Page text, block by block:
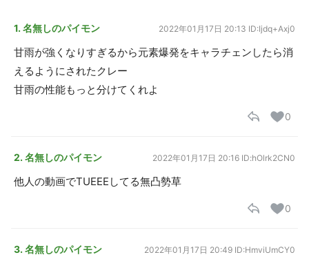
1. 名無しのパイモン 2022年01月17日 20:13 ID:Ijdq+Axj0
甘雨が強くなりすぎるから元素爆発をキャラチェンしたら消
えるようにされたクレー
甘雨の性能もっと分けてくれよ
0
2. 名無しのパイモン 2022年01月17日 20:16 ID:hOlrk2CN0
他人の動画でTUEEEしてる無凸勢草
0
3. 名無しのパイモン 2022年01月17日 20:49 ID:HmviUmCY0